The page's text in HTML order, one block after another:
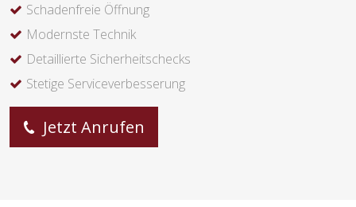
Schadenfreie Öffnung
Modernste Technik
Detaillierte Sicherheitschecks
Stetige Serviceverbesserung
Jetzt Anrufen